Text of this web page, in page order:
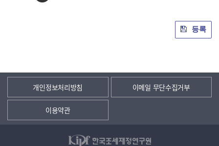
등록
개인정보처리방침 이메일 무단수집거부
이용약관